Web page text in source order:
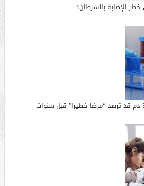
الإصابة بالسرطان؟
قد ترصد “مرضا خطيرا” قبل سنوات